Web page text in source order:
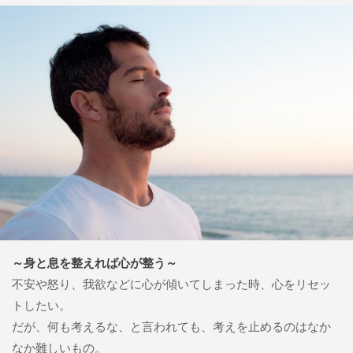
～身と息を整えれば心が整う～
不安や怒り、我欲などに心が傾いてしまった時、心をリセッ
トしたい。
だが、何も考えるな、と言われても、考えを止めるのはなか
なか難しいもの。